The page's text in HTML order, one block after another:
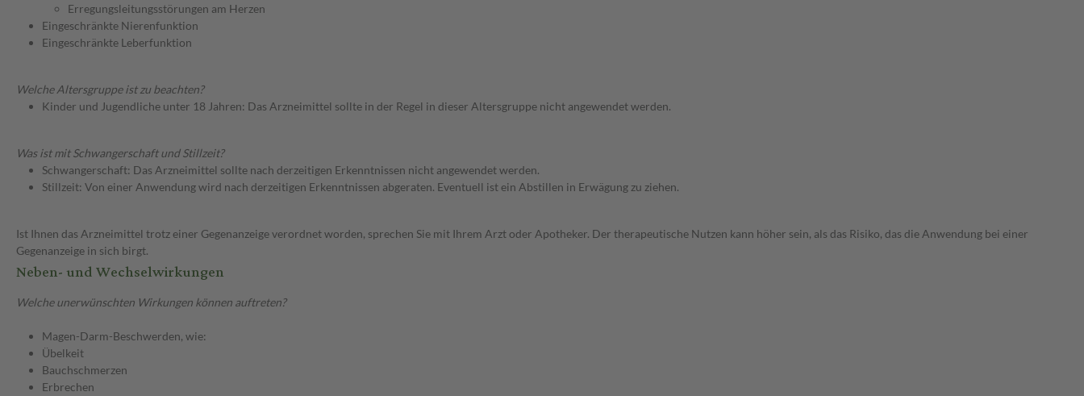
Erregungsleitungsstörungen am Herzen
Eingeschränkte Nierenfunktion
Eingeschränkte Leberfunktion
Welche Altersgruppe ist zu beachten?
Kinder und Jugendliche unter 18 Jahren: Das Arzneimittel sollte in der Regel in dieser Altersgruppe nicht angewendet werden.
Was ist mit Schwangerschaft und Stillzeit?
Schwangerschaft: Das Arzneimittel sollte nach derzeitigen Erkenntnissen nicht angewendet werden.
Stillzeit: Von einer Anwendung wird nach derzeitigen Erkenntnissen abgeraten. Eventuell ist ein Abstillen in Erwägung zu ziehen.
Ist Ihnen das Arzneimittel trotz einer Gegenanzeige verordnet worden, sprechen Sie mit Ihrem Arzt oder Apotheker. Der therapeutische Nutzen kann höher sein, als das Risiko, das die Anwendung bei einer
Gegenanzeige in sich birgt.
Neben- und Wechselwirkungen
Welche unerwünschten Wirkungen können auftreten?
Magen-Darm-Beschwerden, wie:
Übelkeit
Bauchschmerzen
Erbrechen